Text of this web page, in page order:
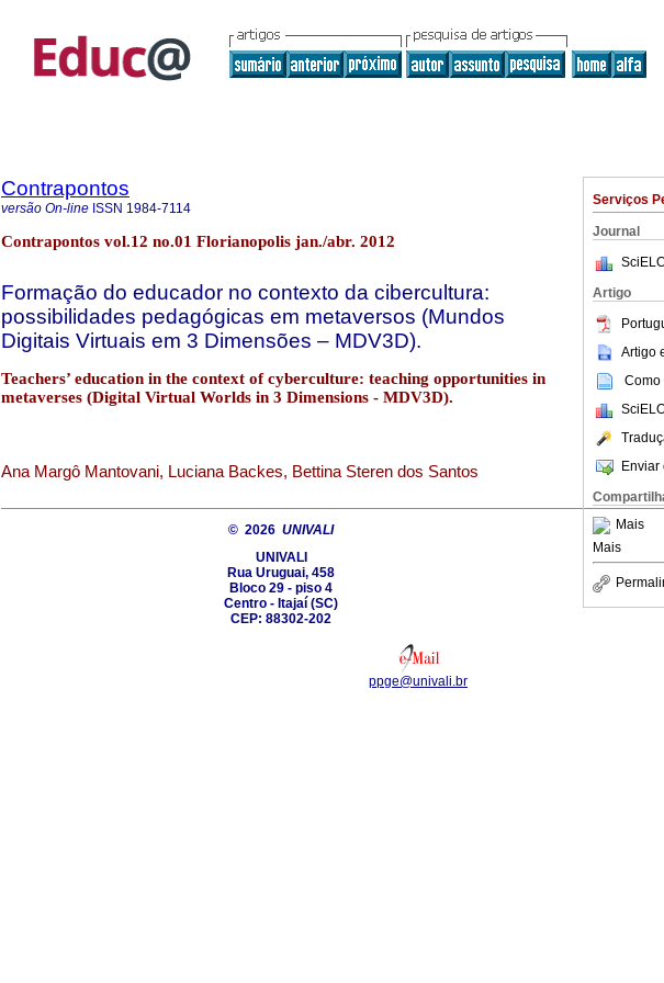
Serviços
Journal
Artigo
Artigo
Como
Enviar
Mais
Mais
Contrapontos
versão On-line ISSN 1984-7114
Contrapontos vol.12 no.01 Florianopolis jan./abr. 2012
Formação do educador no contexto da cibercultura:
possibilidades pedagógicas em metaversos (Mundos
Digitais Virtuais em 3 Dimensões – MDV3D).
Teachers’ education in the context of cyberculture: teaching opportunities in
metaverses (Digital Virtual Worlds in 3 Dimensions - MDV3D).
Ana Margô Mantovani, Luciana Backes, Bettina Steren dos Santos
© 2026 UNIVALI
UNIVALI
Rua Uruguai, 458
Bloco 29 - piso 4
Centro - Itajaí­ (SC)
CEP: 88302-202
ppge@univali.br